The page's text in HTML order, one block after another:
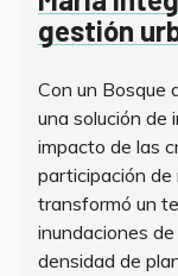
gestión
Con un Bosque
una solución de
impacto de las
participación de
transformó un
inundaciones
densidad de